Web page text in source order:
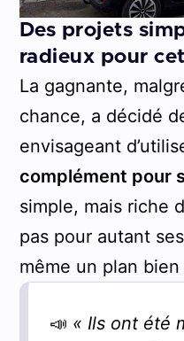
Des projets
radieux pour
La gagnante,
chance, a décidé
envisageant
complément pour
simple, mais riche
pas pour autant
même un plan
📣 « Ils ont été